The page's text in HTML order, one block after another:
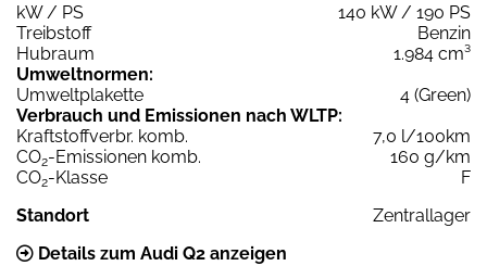
kW / PS
140 kW / 190 PS
Treibstoff
Benzin
Hubraum
1.984 cm³
Umweltnormen:
Umweltplakette
4 (Green)
Verbrauch und Emissionen nach WLTP:
Kraftstoffverbr. komb.
7,0 l/100km
CO2-Emissionen komb.
160 g/km
CO2-Klasse
F
Standort
Zentrallager
Details zum Audi Q2 anzeigen